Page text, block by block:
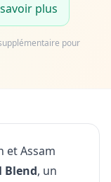
plus
pour
et Assam
Blend, un